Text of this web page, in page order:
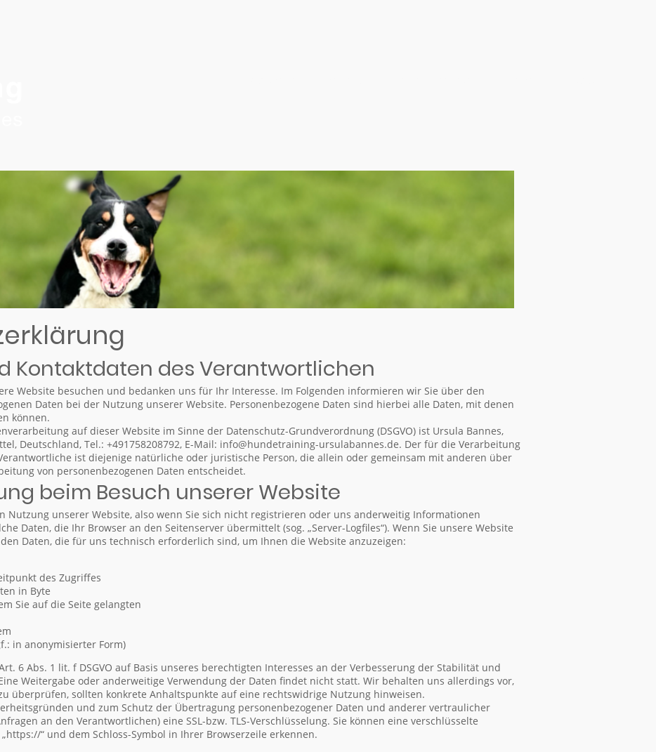
Kontaktdaten des Verantwortlichen
Website besuchen und bedanken uns für Ihr Interesse. Im Folgenden informieren wir Sie über den
Daten bei der Nutzung unserer Website. Personenbezogene Daten sind hierbei alle Daten, mit denen
können.
auf dieser Website im Sinne der Datenschutz-Grundverordnung (DSGVO) ist Ursula Bannes,
Deutschland, Tel.: +491758208792, E-Mail: info@hundetraining-ursulabannes.de. Der für die Verarbeitung
ist diejenige natürliche oder juristische Person, die allein oder gemeinsam mit anderen über
von personenbezogenen Daten entscheidet.
beim Besuch unserer Website
Nutzung unserer Website, also wenn Sie sich nicht registrieren oder uns anderweitig Informationen
Daten, die Ihr Browser an den Seitenserver übermittelt (sog. „Server-Logfiles“). Wenn Sie unsere Website
Daten, die für uns technisch erforderlich sind, um Ihnen die Website anzuzeigen:
des Zugriffes
in Byte
Sie auf die Seite gelangten
in anonymisierter Form)
6 Abs. 1 lit. f DSGVO auf Basis unseres berechtigten Interesses an der Verbesserung der Stabilität und
Weitergabe oder anderweitige Verwendung der Daten findet nicht statt. Wir behalten uns allerdings vor,
überprüfen, sollten konkrete Anhaltspunkte auf eine rechtswidrige Nutzung hinweisen.
und zum Schutz der Übertragung personenbezogener Daten und anderer vertraulicher
an den Verantwortlichen) eine SSL-bzw. TLS-Verschlüsselung. Sie können eine verschlüsselte
“ und dem Schloss-Symbol in Ihrer Browserzeile erkennen.